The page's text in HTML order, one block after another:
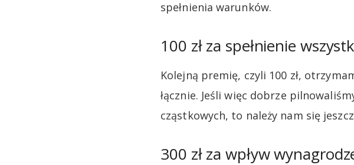
spełnienia warunków.
100 zł za spełnienie
Kolejną premię, czyli 100 zł,
łącznie. Jeśli więc dobrze
cząstkowych, to należy nam się
300 zł za wpływ